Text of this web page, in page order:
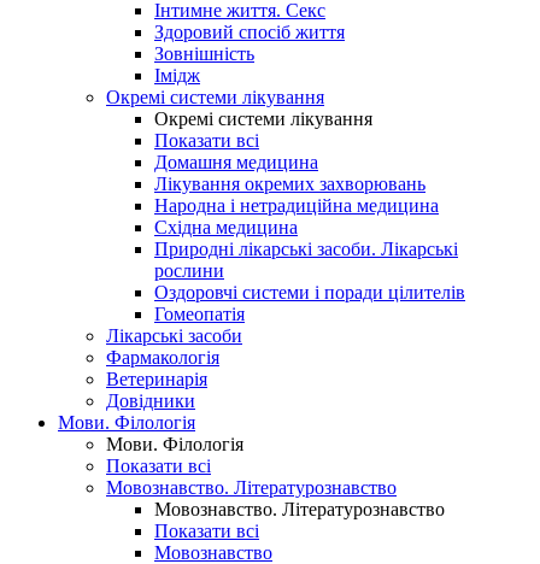
Інтимне життя. Секс
Здоровий спосіб життя
Зовнішність
Імідж
Окремі системи лікування
Окремі системи лікування
Показати всі
Домашня медицина
Лікування окремих захворювань
Народна і нетрадиційна медицина
Східна медицина
Природні лікарські засоби. Лікарські
рослини
Оздоровчі системи і поради цілителів
Гомеопатія
Лікарські засоби
Фармакологія
Ветеринарія
Довідники
Мови. Філологія
Мови. Філологія
Показати всі
Мовознавство. Літературознавство
Мовознавство. Літературознавство
Показати всі
Мовознавство